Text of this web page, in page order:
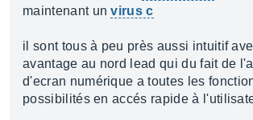
maintenant unvirus c
il sont tous à peu près aussi intuitif
avantage au nord lead qui du fait de
d'ecran numérique a toutes les
possibilités en accés rapide à